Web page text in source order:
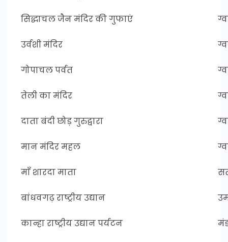
सिद्धाचल जैन मंदिर की गुफाएं
उर्वशी मंदिर
गोपाचल पर्वत
तेली का मंदिर
दाता बंदी छोड़ गुरुद्वारा
मान मंदिर महल
माँ शारदा माता
बांधवगढ़ राष्ट्रीय उद्यान
कान्हा राष्ट्रीय उद्यान पर्यटन